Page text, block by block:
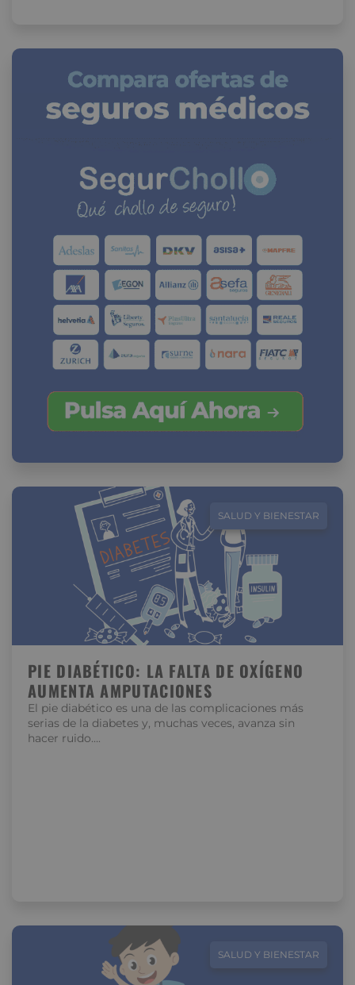
SALUD Y BIENESTAR
PIE DIABÉTICO: LA FALTA DE OXÍGENO
AUMENTA AMPUTACIONES
El pie diabético es una de las complicaciones más
serias de la diabetes y, muchas veces, avanza sin
hacer ruido….
SALUD Y BIENESTAR